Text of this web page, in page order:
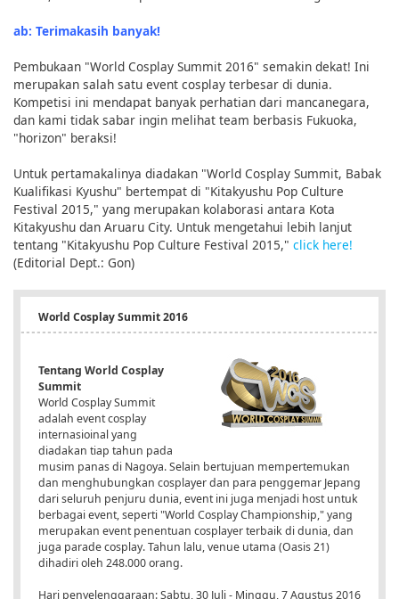
ab: Terimakasih banyak!
Pembukaan "World Cosplay Summit 2016" semakin dekat! Ini
merupakan salah satu event cosplay terbesar di dunia.
Kompetisi ini mendapat banyak perhatian dari mancanegara,
dan kami tidak sabar ingin melihat team berbasis Fukuoka,
"horizon" beraksi!
Untuk pertamakalinya diadakan "World Cosplay Summit, Babak
Kualifikasi Kyushu" bertempat di "Kitakyushu Pop Culture
Festival 2015," yang merupakan kolaborasi antara Kota
Kitakyushu dan Aruaru City. Untuk mengetahui lebih lanjut
tentang "Kitakyushu Pop Culture Festival 2015," click here!
(Editorial Dept.: Gon)
World Cosplay Summit 2016
Tentang World Cosplay
Summit
World Cosplay Summit
adalah event cosplay
internasioinal yang
diadakan tiap tahun pada
musim panas di Nagoya. Selain bertujuan mempertemukan
dan menghubungkan cosplayer dan para penggemar Jepang
dari seluruh penjuru dunia, event ini juga menjadi host untuk
berbagai event, seperti "World Cosplay Championship," yang
merupakan event penentuan cosplayer terbaik di dunia, dan
juga parade cosplay. Tahun lalu, venue utama (Oasis 21)
dihadiri oleh 248.000 orang.
Hari penyelenggaraan: Sabtu, 30 Juli - Minggu, 7 Agustus 2016